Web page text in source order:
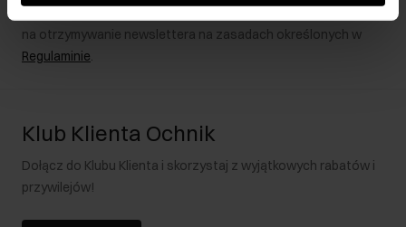
na otrzymywanie newslettera na zasadach określonych w
Regulaminie.
Klub Klienta Ochnik
Dołącz do Klubu Klienta i skorzystaj z wyjątkowych rabatów i
przywilejów!